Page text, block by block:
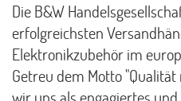
Die B&W
erfolgreichsten
Elektronikzubehör im
Getreu dem Motto